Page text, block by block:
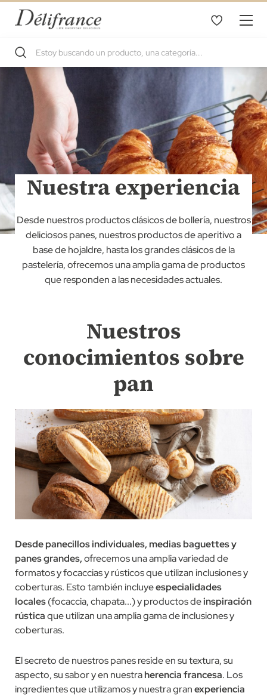
Nuestra experiencia
Desde nuestros productos clásicos de bollería, nuestros
deliciosos panes, nuestros productos de aperitivo a
base de hojaldre, hasta los grandes clásicos de la
pastelería, ofrecemos una amplia gama de productos
que responden a las necesidades actuales.
Nuestros
conocimientos sobre
pan
Desde panecillos individuales, medias baguettes y
panes grandes,ofrecemos una amplia variedad de
formatos y focaccias y rústicos que utilizan inclusiones y
coberturas. Esto también incluyeespecialidades
locales(focaccia, chapata...) y productos deinspiración
rústicaque utilizan una amplia gama de inclusiones y
coberturas.
El secreto de nuestros panes reside en su textura, su
aspecto, su sabor y en nuestraherencia francesa. Los
ingredientes que utilizamos y nuestra granexperiencia